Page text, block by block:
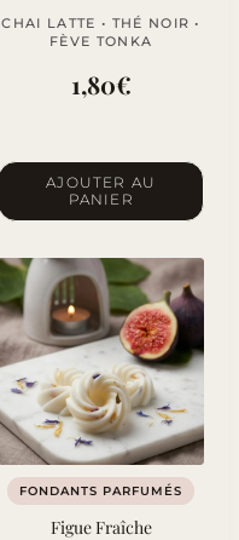
CHAI LATTE • THÉ NOIR •
FÈVE TONKA
1,80€
AJOUTER AU
PANIER
FONDANTS PARFUMÉS
Figue Fraîche